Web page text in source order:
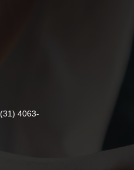
(31) 4063-